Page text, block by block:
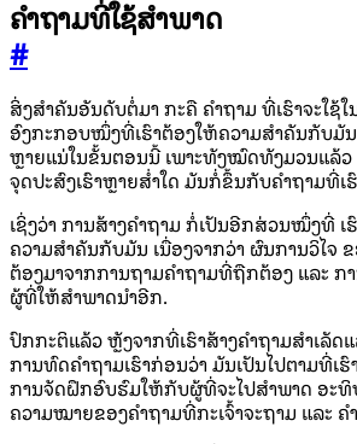
ຄໍາຖາມທີ່ໃຊ້ສໍາພາດ
#
ສິ່ງສໍາຄັນອັນດັບຕໍ່ມາ ກະຄື ຄໍາຖາມ ທີ່ເຮົາຈະໃຊ້
ອົງກະກອບໜຶ່ງທີ່ເຮົາຕ້ອງໃຫ້ຄວາມສໍາຄັນກັບມັນ
ຫຼາຍແນ່ໃນຂັ້ນຕອນນີ້ ເພາະທັງໝົດທັງມວນແລ້ວ
ຈຸດປະສົງເຮົາຫຼາຍສໍ່າໃດ ມັນກໍ່ຂຶ້ນກັບຄໍາຖາມທີ່ເ
ເຊິ່ງວ່າ ການສ້າງຄໍາຖາມ ກໍ່ເປັນອີກສ່ວນໜຶ່ງທີ່ ເ
ຄວາມສໍາຄັນກັບມັນ ເນື່ອງຈາກວ່າ ຜົນການວິໄຈ ຂ
ຕ້ອງມາຈາກການຖາມຄໍາຖາມທີ່ຖືກຕ້ອງ ແລະ
ຜູ້ທີ່ໃຫ້ສໍາພາດນໍາອີກ.
ປົກກະຕິແລ້ວ ຫຼັງຈາກທີ່ເຮົາສ້າງຄໍາຖາມສໍາເລັດ
ການທົດຄໍາຖາມເຮົາກ່ອນວ່າ ມັນເປັນໄປຕາມທີ່ເ
ການຈັດຝຶກອົບຮົມໃຫ້ກັບຜູ້ທີ່ຈະໄປສໍາພາດ ອະທິບ
ຄວາມໝາຍຂອງຄໍາຖາມທີ່ກະເຈົ້າຈະຖາມ ແລະ ຄໍ